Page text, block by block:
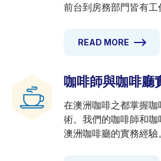
前台到房務部門皆有
業開啟您的職涯。通常
READ MORE
咖啡師與咖啡廳
在澳洲咖啡之都掌握
術。我們的咖啡師和
澳洲咖啡廳的實務經